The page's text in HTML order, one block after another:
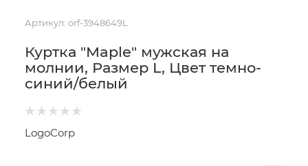
Артикул: orf-3948649L
Куртка "Maple" мужская на
молнии, Размер L, Цвет темно-
синий/белый
LogoCorp